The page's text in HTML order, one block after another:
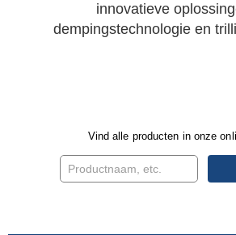
innovatieve
dempingstechnologie en
Vind alle producten in onze